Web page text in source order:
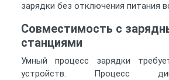
зарядки без отключения питания
Совместимость с
станциями
Умный процесс зарядки
устройств. Процесс